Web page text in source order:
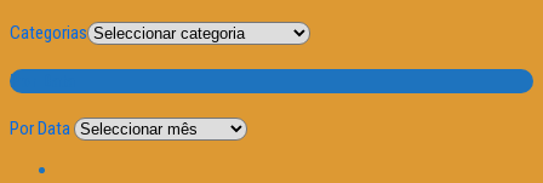
Categorias
Por Data
Por Data